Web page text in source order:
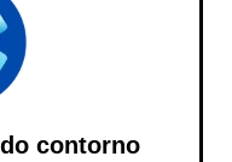
contorno